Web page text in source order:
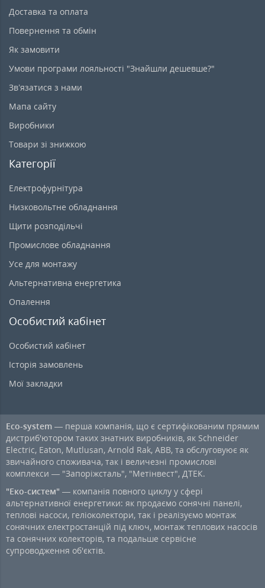
Доставка та оплата
Повернення та обмін
Як замовити
Умови програми лояльності "Знайшли дешевше?"
Зв’язатися з нами
Мапа сайту
Виробники
Товари зі знижкою
Категорії
Електрофурнітура
Низковольтне обладнання
Щити розподільчі
Промислове обладнання
Усе для монтажу
Альтернативна енергетика
Опалення
Особистий кабінет
Особистий кабінет
Історія замовлень
Мої закладки
Eco-system — перша компанія, що є сертифікованим прямим
дистриб'ютором таких знатних виробників, як Schneider
Electric, Eaton, Mutlusan, Arnold Rak, ABB, та обслуговуює як
звичайного споживача, так і величезні промислові
комплекси — "Запоріжсталь", "Метінвест", ДТЕК.
"Еко-систем" — компанія повного циклу у сфері
альтернативної енергетики: як продаємо сонячні панелі,
теплові насоси, геліоколектори, так і реалізуємо монтаж
сонячних електростанцій під ключ, монтаж теплових насосів
та сонячних колекторів, та подальше сервісне
супроводження об'єктів.